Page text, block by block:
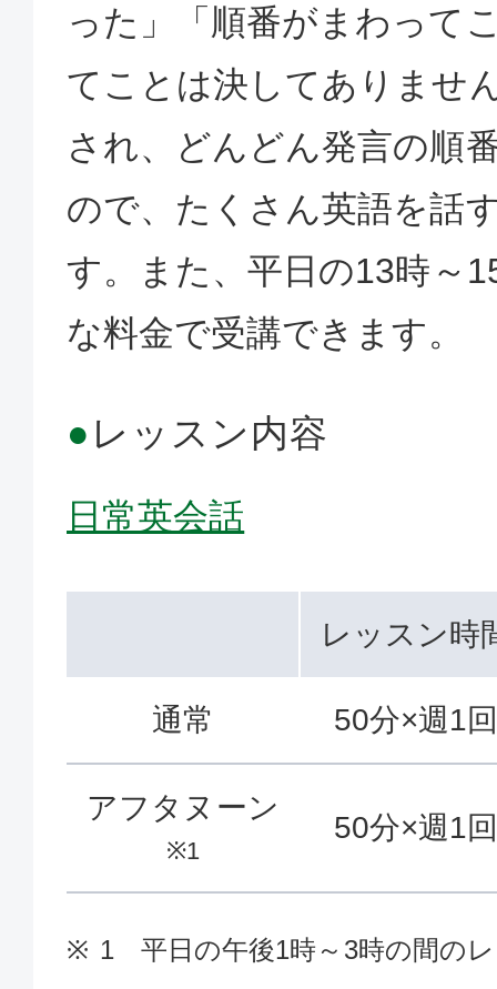
った」「順番がまわって
てことは決してありませ
され、どんどん発言の順
ので、たくさん英語を話
す。また、平日の13時～
な料金で受講できます。
● レッスン内容
日常英会話
レッスン時
通常 50分×週1
アフタヌーン
※1
50分×週1
1 平日の午後1時～3時の間の